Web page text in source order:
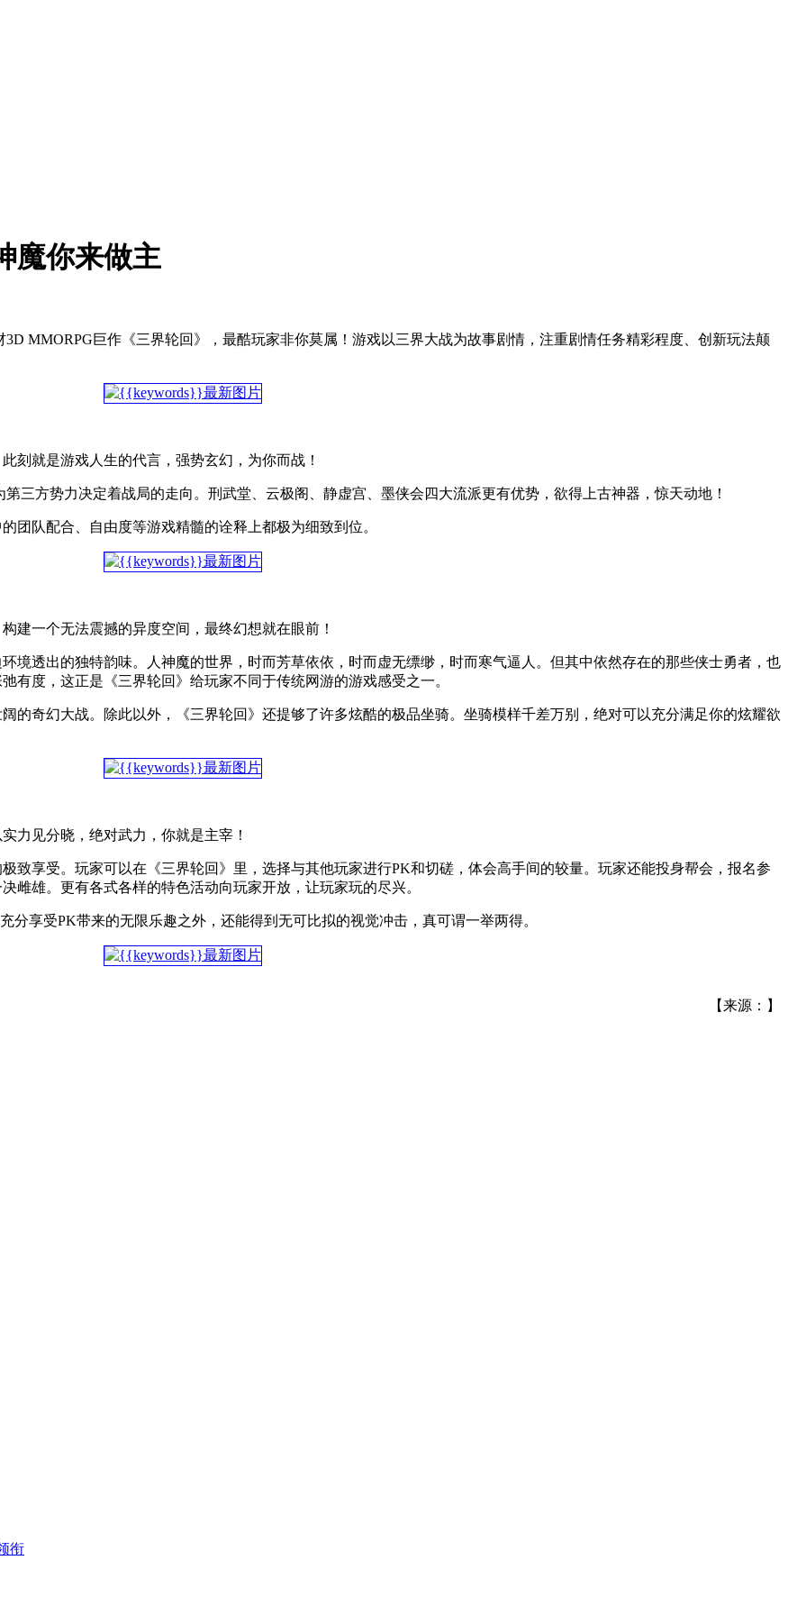
魔你来做主
MMORPG巨作《三界轮回》，最酷玩家非你莫属！游戏以三界大战为故事剧情，注重剧情任务精彩程度、创新玩法颠
刻就是游戏人生的代言，强势玄幻，为你而战！
三方势力决定着战局的走向。刑武堂、云极阁、静虚宫、墨侠会四大流派更有优势，欲得上古神器，惊天动地！
团队配合、自由度等游戏精髓的诠释上都极为细致到位。
建一个无法震撼的异度空间，最终幻想就在眼前！
境透出的独特韵味。人神魔的世界，时而芳草依依，时而虚无缥缈，时而寒气逼人。但其中依然存在的那些侠士勇者，也
有度，这正是《三界轮回》给玩家不同于传统网游的游戏感受之一。
的奇幻大战。除此以外，《三界轮回》还提够了许多炫酷的极品坐骑。坐骑模样千差万别，绝对可以充分满足你的炫耀欲
力见分晓，绝对武力，你就是主宰！
致享受。玩家可以在《三界轮回》里，选择与其他玩家进行PK和切磋，体会高手间的较量。玩家还能投身帮会，报名参
雌雄。更有各式各样的特色活动向玩家开放，让玩家玩的尽兴。
享受PK带来的无限乐趣之外，还能得到无可比拟的视觉冲击，真可谓一举两得。
【来源：】
衔